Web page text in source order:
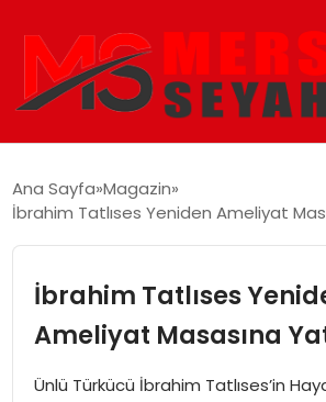
EĞITIM
TEKNOLOJI
Ana Sayfa Magazin
İbrahim Tatlıses Yeniden Ameliyat
İbrahim Tatlıses
Ameliyat Masasına
Ünlü Türkücü İbrahim Tatlıses’in